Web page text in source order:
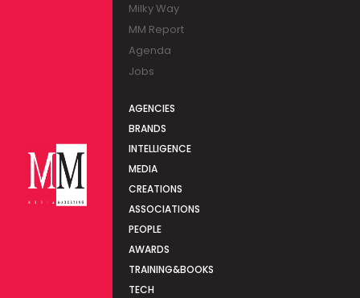
Milky Way
MM Report
Agenda
Jobs
AGENCIES
BRANDS
INTELLIGENCE
MEDIA
CREATIONS
ASSOCIATIONS
PEOPLE
AWARDS
TRAINING&BOOKS
TECH